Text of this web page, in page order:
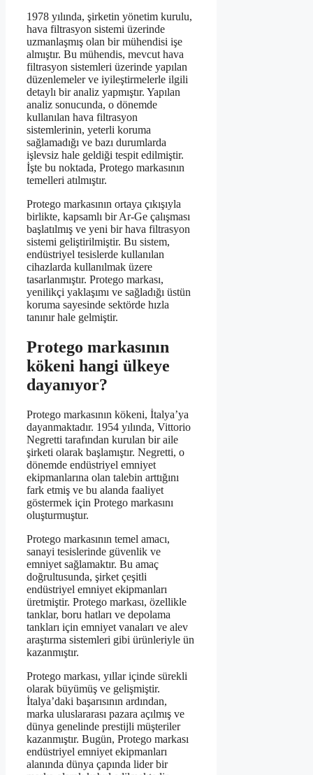
1978 yılında, şirketin yönetim kurulu,
hava filtrasyon sistemi üzerinde
uzmanlaşmış olan bir mühendisi işe
almıştır. Bu mühendis, mevcut hava
filtrasyon sistemleri üzerinde yapılan
düzenlemeler ve iyileştirmelerle ilgili
detaylı bir analiz yapmıştır. Yapılan
analiz sonucunda, o dönemde
kullanılan hava filtrasyon
sistemlerinin, yeterli koruma
sağlamadığı ve bazı durumlarda
işlevsiz hale geldiği tespit edilmiştir.
İşte bu noktada, Protego markasının
temelleri atılmıştır.
Protego markasının ortaya çıkışıyla
birlikte, kapsamlı bir Ar-Ge çalışması
başlatılmış ve yeni bir hava filtrasyon
sistemi geliştirilmiştir. Bu sistem,
endüstriyel tesislerde kullanılan
cihazlarda kullanılmak üzere
tasarlanmıştır. Protego markası,
yenilikçi yaklaşımı ve sağladığı üstün
koruma sayesinde sektörde hızla
tanınır hale gelmiştir.
Protego markasının
kökeni hangi ülkeye
dayanıyor?
Protego markasının kökeni, İtalya’ya
dayanmaktadır. 1954 yılında, Vittorio
Negretti tarafından kurulan bir aile
şirketi olarak başlamıştır. Negretti, o
dönemde endüstriyel emniyet
ekipmanlarına olan talebin arttığını
fark etmiş ve bu alanda faaliyet
göstermek için Protego markasını
oluşturmuştur.
Protego markasının temel amacı,
sanayi tesislerinde güvenlik ve
emniyet sağlamaktır. Bu amaç
doğrultusunda, şirket çeşitli
endüstriyel emniyet ekipmanları
üretmiştir. Protego markası, özellikle
tanklar, boru hatları ve depolama
tankları için emniyet vanaları ve alev
araştırma sistemleri gibi ürünleriyle ün
kazanmıştır.
Protego markası, yıllar içinde sürekli
olarak büyümüş ve gelişmiştir.
İtalya’daki başarısının ardından,
marka uluslararası pazara açılmış ve
dünya genelinde prestijli müşteriler
kazanmıştır. Bugün, Protego markası
endüstriyel emniyet ekipmanları
alanında dünya çapında lider bir